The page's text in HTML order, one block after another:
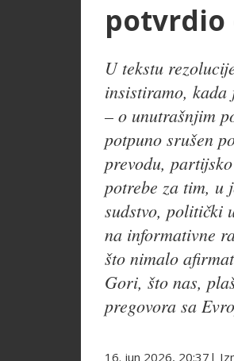
potvrdio
U tekstu
insistiramo, kada
– o unutrašnjim
potpuno srušen
prevodu,
potrebe za tim, u
sudstvo, politički
na informativne
što nimalo
Gori, što nas,
pregovora sa
16. jun 2026, 20:37 |